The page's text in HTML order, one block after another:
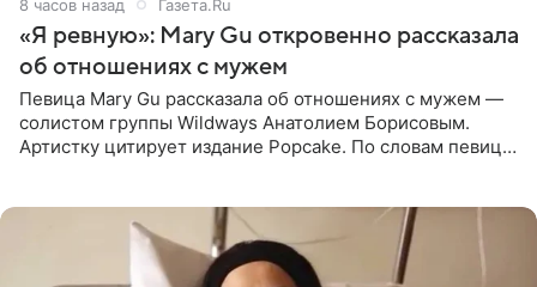
8 часов назад Газета.Ru
«Я ревную»: Mary Gu откровенно рассказала
об отношениях с мужем
Певица Mary Gu рассказала об отношениях с мужем —
солистом группы Wildways Анатолием Борисовым.
Артистку цитирует издание Popcake. По словам певицы,